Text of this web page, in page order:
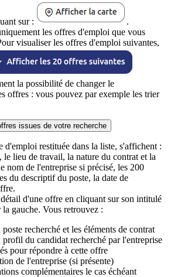
sur :
.
les offres d'emploi que vous
visualiser les offres d'emploi suivantes,
la possibilité de changer le
offres : vous pouvez par exemple les trier
issues de votre recherche
d'emploi restituée dans la liste, s'affichent :
le lieu de travail, la nature du contrat et la
nom de l'entreprise si précisé, les 200
du descriptif du poste, la date de
d'une offre en cliquant sur son intitulé
gauche. Vous retrouvez :
recherché et les éléments de contrat
profil du candidat recherché par l'entreprise
pour répondre à cette offre
de l'entreprise (si présente)
complémentaires le cas échéant